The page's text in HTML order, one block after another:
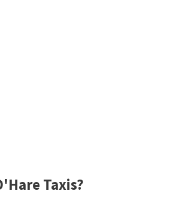
Taxis?